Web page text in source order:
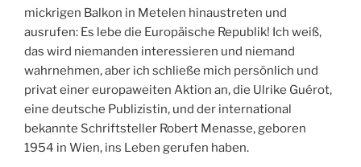
mickrigen Balkon in Metelen hinaustreten und
ausrufen: Es lebe die Europäische Republik! Ich weiß,
das wird niemanden interessieren und niemand
wahrnehmen, aber ich schließe mich persönlich und
privat einer europaweiten Aktion an, die Ulrike Guérot,
eine deutsche Publizistin, und der international
bekannte Schriftsteller Robert Menasse, geboren
1954 in Wien, ins Leben gerufen haben.